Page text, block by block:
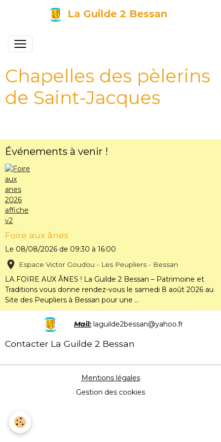
La Guilde 2 Bessan
Chapelles des pèlerins
de Saint-Jacques
Événements à venir !
Foire aux ânes
Le 08/08/2026 de 09:30 à 16:00
Espace Victor Goudou - Les Peupliers - Bessan
LA FOIRE AUX ÂNES ! La Guilde 2 Bessan – Patrimoine et
Traditions vous donne rendez-vous le samedi 8 août 2026 au
Site des Peupliers à Bessan pour une ...
Mail: laguilde2bessan@yahoo.fr
Contacter La Guilde 2 Bessan
Mentions légales
Gestion des cookies